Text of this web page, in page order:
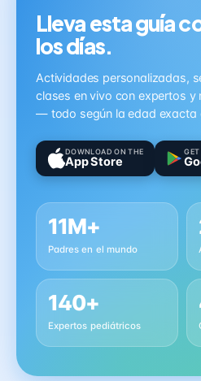
Lleva esta guía
los días.
Actividades personalizadas,
clases en vivo con expertos
— todo según la edad exacta
DOWNLOAD ON THE
App Store
GET
11M+
Padres en el mundo
140+
Expertos pediátricos